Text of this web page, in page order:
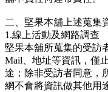
二、堅果本舖上述蒐集
1.線上活動及網路調查
堅果本舖所蒐集的受訪
Mail、地址等資訊，僅
途；除非受訪者同意，
網不會將資訊做其他用